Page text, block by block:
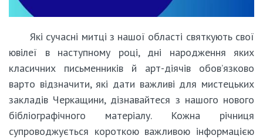
Які сучасні митці з нашої області святкують свої
ювілеї в наступному році, дні народження яких
класичних письменників й арт-діячів обов’язково
варто відзначити, які дати важливі для мистецьких
закладів Черкащини, дізнавайтеся з нашого нового
бібліографічного матеріалу. Кожна річниця
супроводжується короткою важливою інформацією